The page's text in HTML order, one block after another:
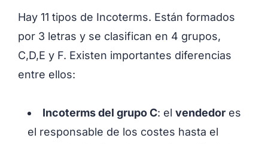
Hay 11 tipos de Incoterms. Están formados
por 3 letras y se clasifican en 4 grupos,
C,D,E y F. Existen importantes diferencias
entre ellos:
Incoterms del grupo C: el vendedor es
el responsable de los costes hasta el